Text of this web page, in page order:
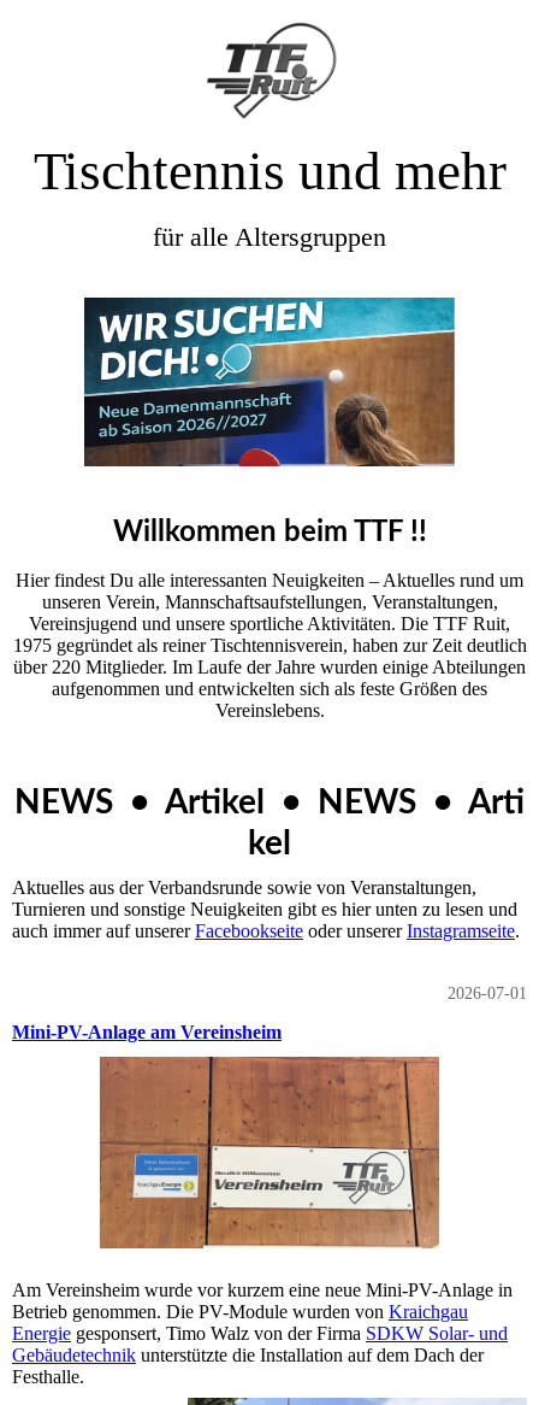
Tischtennis und mehr
für alle Altersgruppen
Willkommen beim TTF !!
Hier findest Du alle interessanten Neuigkeiten – Aktuelles rund um
unseren Ver­ein, Mannschaftsaufstellungen, Veranstaltungen,
Vereinsjugend und unsere sportliche Aktivitäten. Die TTF Ruit,
1975 gegründet als reiner Tischtennisverein, haben zur Zeit deutlich
über 220 Mitglieder. Im Laufe der Jahre wurden einige Abteilungen
aufgenommen und entwickelten sich als feste Größen des
Vereinslebens.
NEWS • Artikel • NEWS • Arti
kel
Aktuelles aus der Verbandsrunde sowie von Veranstaltungen,
Turnieren und sonstige Neuigkeiten gibt es hier unten zu lesen und
auch immer auf unsererFacebookseite oder unsererInstagramseite.
2026-07-01
Mini-PV-Anlage am Vereinsheim
Am Vereinsheim wurde vor kurzem eine neue Mini-PV-Anlage in
Betrieb genommen. Die PV-Module wurden von Kraichgau
Energie gesponsert, Timo Walz von der Firma SDKW Solar- und
Gebäudetechnik unterstützte die Installation auf dem Dach der
Festhalle.